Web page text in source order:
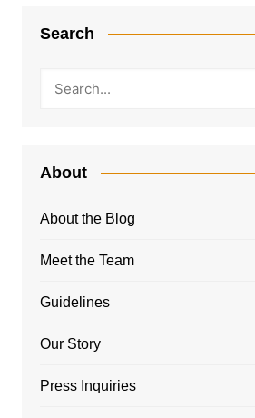
Search
About
About the Blog
Meet the Team
Guidelines
Our Story
Press Inquiries